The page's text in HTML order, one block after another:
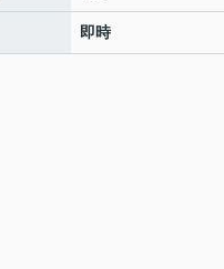
即時